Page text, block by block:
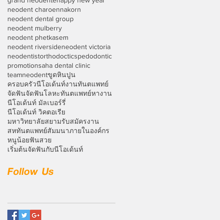
neodent charoennakorn
neodent dental group
neodent mulberry
neodent phetkasem
neodent riversideneodent victoria
neodentistorthodocticspedodontic
promotionsaha dental clinic
teamneodentขูดหินปูน
ครอบครัวนีโอเด้นท์งานทันตแพทย์
จัดฟันจัดฟันโลหะทันตแพทย์หางาน
นีโอเด้นท์ มัลเบอร์รี่
นีโอเด้นท์ วิคตอเรีย
มหาวิทยาลัยสยามรับสมัครงาน
สหทันตแพทย์สัมมนาภายในองค์กร
หนูน้อยฟันสวย
เริ่มต้นจัดฟันกับนีโอเด้นท์
Follow Us